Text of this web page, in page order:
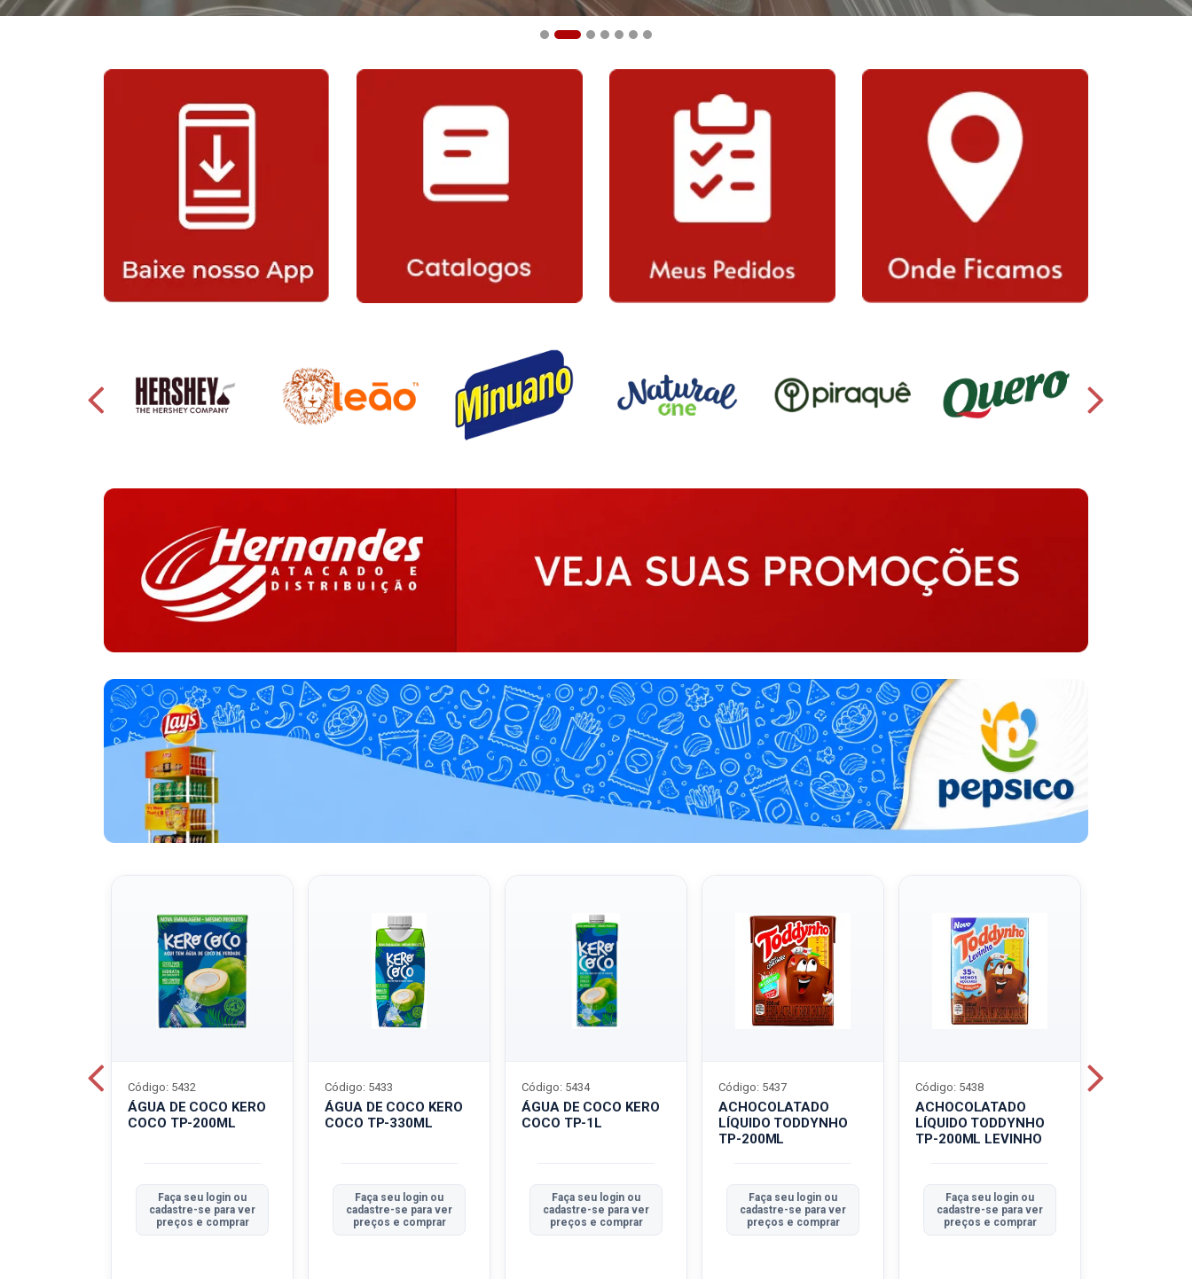
ÁGUA DE COCO KERO
COCO TP-200ML
Código: 5432
Faça seu login ou
cadastre-se para ver
preços e comprar
ÁGUA DE COCO KERO
COCO TP-330ML
Código: 5433
Faça seu login ou
cadastre-se para ver
preços e comprar
ÁGUA DE COCO KERO
COCO TP-1L
Código: 5434
Faça seu login ou
cadastre-se para ver
preços e comprar
ACHOCOLATADO
LÍQUIDO TODDYNHO
TP-200ML
Código: 5437
Faça seu login ou
cadastre-se para ver
preços e comprar
ACHOCOLATADO
LÍQUIDO TODDYNHO
TP-200ML LEVINHO
Código: 5438
Faça seu login ou
cadastre-se para ver
preços e comprar